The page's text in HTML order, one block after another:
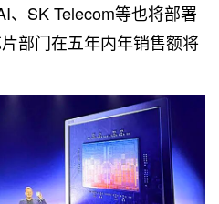
、SK Telecom等也将部署
部门在五年内年销售额将